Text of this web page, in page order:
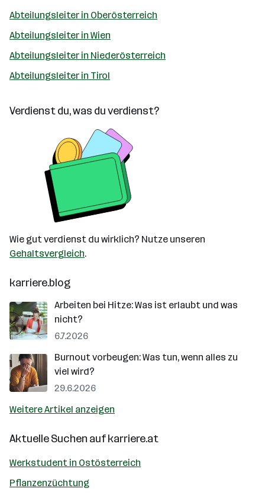
Abteilungsleiter in Oberösterreich
Abteilungsleiter in Wien
Abteilungsleiter in Niederösterreich
Abteilungsleiter in Tirol
Verdienst du, was du verdienst?
Wie gut verdienst du wirklich? Nutze unseren
Gehaltsvergleich.
karriere.blog
Arbeiten bei Hitze: Was ist erlaubt und was
nicht?
6.7.2026
Burnout vorbeugen: Was tun, wenn alles zu
viel wird?
29.6.2026
Weitere Artikel anzeigen
Aktuelle Suchen aufkarriere.at
Werkstudent in Ostösterreich
Pflanzenzüchtung